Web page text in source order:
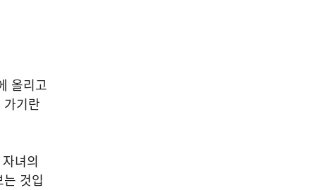
올리고
기란
녀의
것입